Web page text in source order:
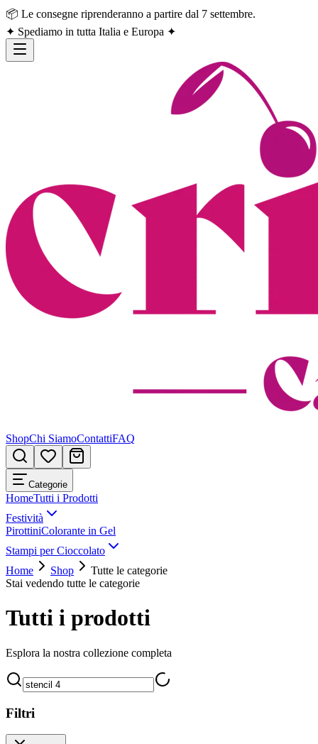
📦 Le consegne riprenderanno a partire dal 7 settembre.
✦ Spediamo in tutta Italia e Europa ✦
ShopChi SiamoContattiFAQ
Categorie
HomeTutti i Prodotti
Festività
PirottiniColorante in Gel
Stampi per Cioccolato
Home
Shop
Tutte le categorie
Stai vedendo tutte le categorie
Tutti i prodotti
Esplora la nostra collezione completa
Filtri